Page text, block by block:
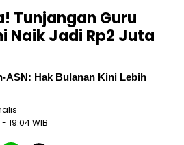
Tunjangan Guru
Naik Jadi Rp2 Juta
ASN: Hak Bulanan Kini Lebih
- 19:04 WIB